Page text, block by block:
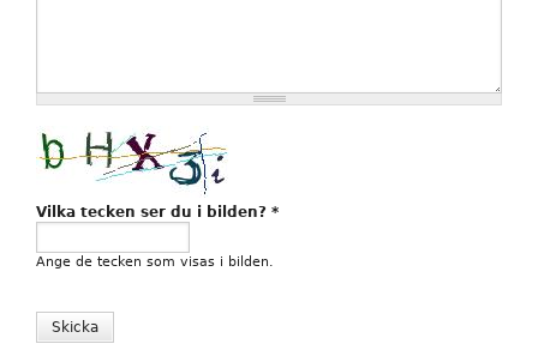
Vilka tecken ser du i bilden? *
Ange de tecken som visas i bilden.